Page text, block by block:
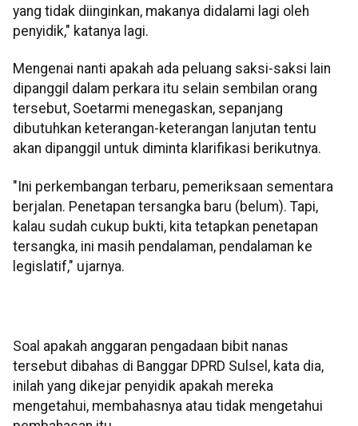
yang tidak diinginkan, makanya didalami lagi oleh
penyidik," katanya lagi.
Mengenai nanti apakah ada peluang saksi-saksi lain
dipanggil dalam perkara itu selain sembilan orang
tersebut, Soetarmi menegaskan, sepanjang
dibutuhkan keterangan-keterangan lanjutan tentu
akan dipanggil untuk diminta klarifikasi berikutnya.
"Ini perkembangan terbaru, pemeriksaan sementara
berjalan. Penetapan tersangka baru (belum). Tapi,
kalau sudah cukup bukti, kita tetapkan penetapan
tersangka, ini masih pendalaman, pendalaman ke
legislatif," ujarnya.
Soal apakah anggaran pengadaan bibit nanas
tersebut dibahas di Banggar DPRD Sulsel, kata dia,
inilah yang dikejar penyidik apakah mereka
mengetahui, membahasnya atau tidak mengetahui